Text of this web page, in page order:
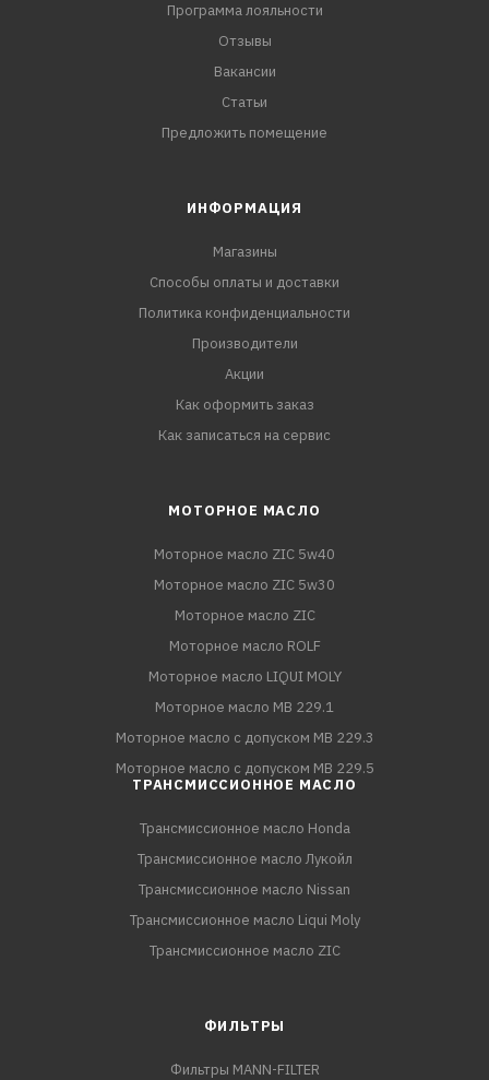
Программа лояльности
Отзывы
Вакансии
Статьи
Предложить помещение
ИНФОРМАЦИЯ
Магазины
Способы оплаты и доставки
Политика конфиденциальности
Производители
Акции
Как оформить заказ
Как записаться на сервис
МОТОРНОЕ МАСЛО
Моторное масло ZIC 5w40
Моторное масло ZIC 5w30
Моторное масло ZIC
Моторное масло ROLF
Моторное масло LIQUI MOLY
Моторное масло MB 229.1
Моторное масло с допуском MB 229.3
Моторное масло с допуском MB 229.5
ТРАНСМИССИОННОЕ МАСЛО
Трансмиссионное масло Honda
Трансмиссионное масло Лукойл
Трансмиссионное масло Nissan
Трансмиссионное масло Liqui Moly
Трансмиссионное масло ZIC
ФИЛЬТРЫ
Фильтры MANN-FILTER